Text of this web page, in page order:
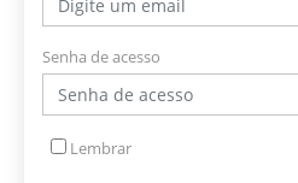
Senha de acesso
Lembrar